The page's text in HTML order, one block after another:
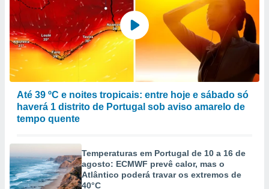
Até 39 ºC e noites tropicais: entre hoje e sábado só
haverá 1 distrito de Portugal sob aviso amarelo de
tempo quente
Temperaturas em Portugal de 10 a 16 de
agosto: ECMWF prevê calor, mas o
Atlântico poderá travar os extremos de
40°C